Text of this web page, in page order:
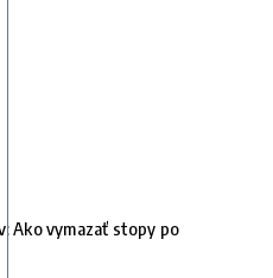
Ako vymazať stopy po